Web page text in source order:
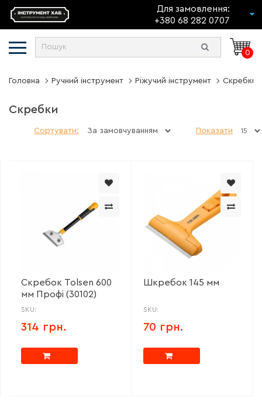
Для замовлення:
+380 68 282 0707
0
Головна Ручний інструмент Ріжучий інструмент Скребки
Скребки
Сортувати: Показати
Скребок Tolsen 600
мм Профі (30102)
SKU:
314 грн.
Шкребок 145 мм
SKU:
70 грн.